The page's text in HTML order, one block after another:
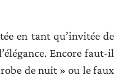
en tant qu’invitée de
Encore faut-il
de nuit » ou le faux